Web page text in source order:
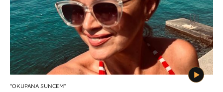
"OKUPANA SUNCEM"